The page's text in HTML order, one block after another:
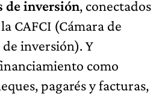
de inversión, conectados
CAFCI (Cámara de
inversión). Y
como
pagarés y facturas,